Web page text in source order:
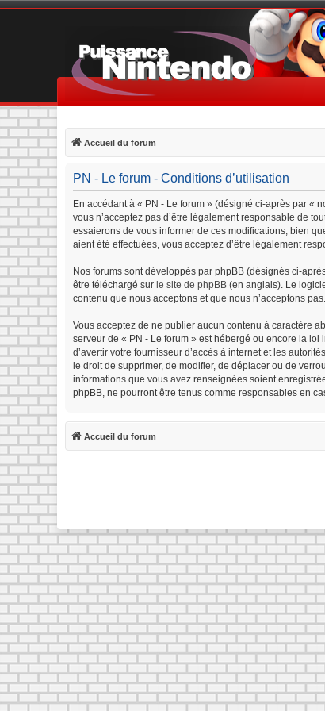
Accueil du forum
PN - Le forum - Conditions d’utilisation
En accédant à « PN - Le forum » (désigné ci-après par «
vous n’acceptez pas d’être légalement responsable de
essaierons de vous informer de ces modifications, bien
aient été effectuées, vous acceptez d’être légalement
Nos forums sont développés par phpBB (désignés ci-
être téléchargé sur le site de phpBB (en anglais). Le
contenu que nous acceptons et que nous n’acceptons
Vous acceptez de ne publier aucun contenu à caractère
serveur de « PN - Le forum » est hébergé ou encore la
d’avertir votre fournisseur d’accès à internet et les
le droit de supprimer, de modifier, de déplacer ou de
informations que vous avez renseignées soient
phpBB, ne pourront être tenus comme responsables en
Accueil du forum